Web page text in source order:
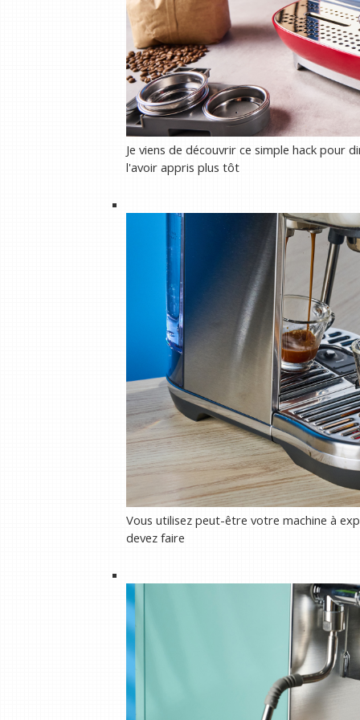
Je viens de découvrir ce simple hack pour
l'avoir appris plus tôt
Vous utilisez peut-être votre machine à
devez faire